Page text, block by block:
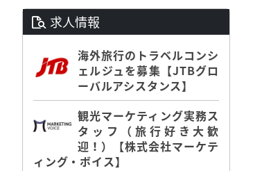
求人情報
海外旅行のトラベルコンシ
ェルジュを募集【JTBグロ
ーバルアシスタンス】
観光マーケティング実務ス
タッフ（旅行好き大歓
迎！）【株式会社マーケテ
ィング・ボイス】